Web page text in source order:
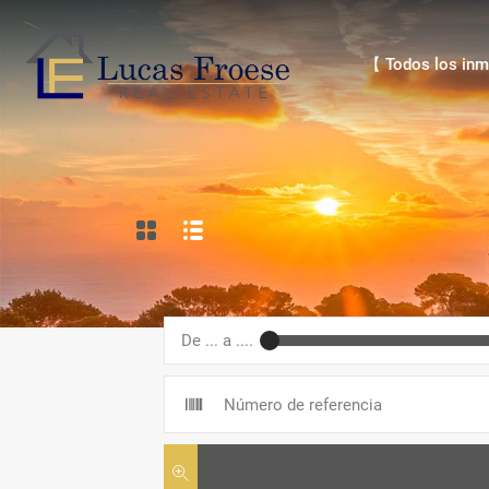
【 Todos los
【 Todos los
De ... a ....